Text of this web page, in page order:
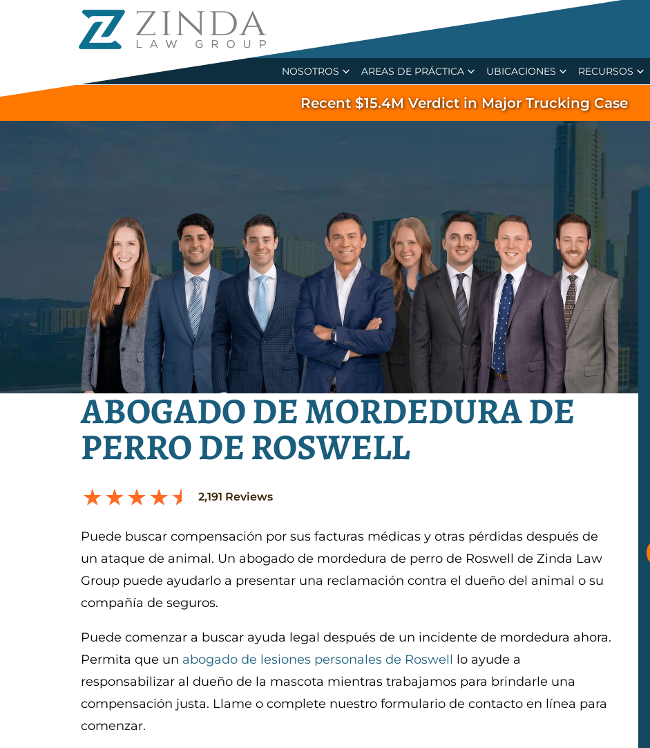
NOSOTROS AREAS DE PRÁCTICA UBICACIONES RECURSOS
Recent $15.4M Verdict in Major Trucking Case
ABOGADO DE MORDEDURA DE
PERRO DE ROSWELL
2,191 Reviews
Puede buscar compensación por sus facturas médicas y otras pérdidas después de
un ataque de animal. Un abogado de mordedura de perro de Roswell de Zinda Law
Group puede ayudarlo a presentar una reclamación contra el dueño del animal o su
compañía de seguros.
Puede comenzar a buscar ayuda legal después de un incidente de mordedura ahora.
Permita que un abogado de lesiones personales de Roswell lo ayude a
responsabilizar al dueño de la mascota mientras trabajamos para brindarle una
compensación justa. Llame o complete nuestro formulario de contacto en línea para
comenzar.